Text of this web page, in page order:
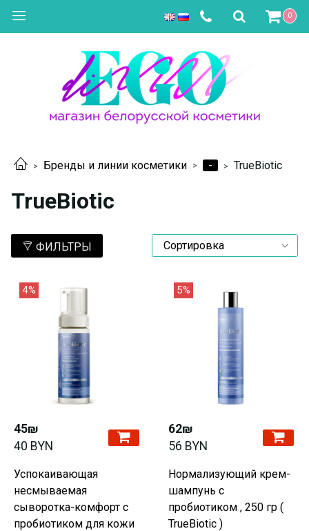
0
Бренды и линии косметики - TrueBiotic
TrueBiotic
ФИЛЬТРЫ
4%
45₪
40 BYN
Успокаивающая
несмываемая
сыворотка-комфорт с
пробиотиком для кожи
5%
62₪
56 BYN
Нормализующий крем-
шампунь с
пробиотиком , 250 гр (
TrueBiotic )